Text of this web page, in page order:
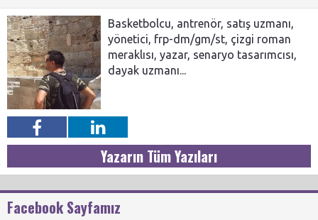
Basketbolcu, antrenör, satış uzmanı,
yönetici, frp-dm/gm/st, çizgi roman
meraklısı, yazar, senaryo tasarımcısı,
dayak uzmanı...
Yazarın Tüm Yazıları
Facebook Sayfamız